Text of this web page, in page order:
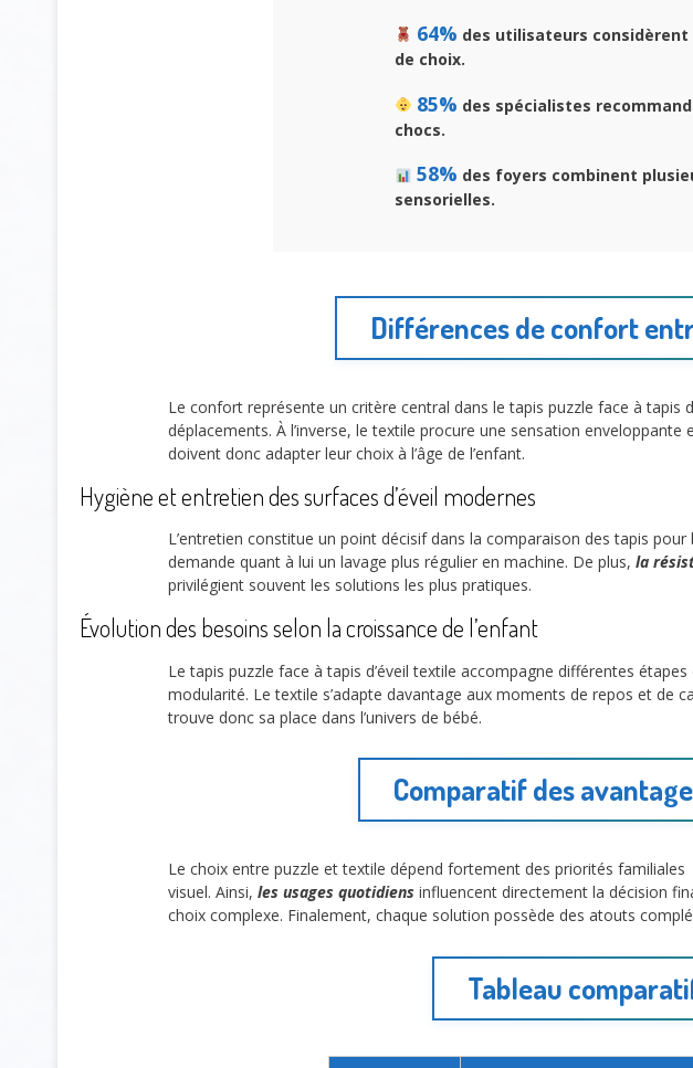
64% des utilisateurs
de choix.
85% des spécialistes
chocs.
58% des foyers combinent
sensorielles.
Différences de confort
Le confort représente un critère central dans le tapis puzzle face à tapis
déplacements. À l’inverse, le textile procure une sensation enveloppante
doivent donc adapter leur choix à l’âge de l’enfant.
Hygiène et entretien des surfaces d’éveil modernes
L’entretien constitue un point décisif dans la comparaison des tapis pour
demande quant à lui un lavage plus régulier en machine. De plus, la
privilégient souvent les solutions les plus pratiques.
Évolution des besoins selon la croissance de l’enfant
Le tapis puzzle face à tapis d’éveil textile accompagne différentes
modularité. Le textile s’adapte davantage aux moments de repos et de
trouve donc sa place dans l’univers de bébé.
Comparatif des
Le choix entre puzzle et textile dépend fortement des priorités familiales
visuel. Ainsi, les usages quotidiens influencent directement la décision
choix complexe. Finalement, chaque solution possède des atouts
Tableau